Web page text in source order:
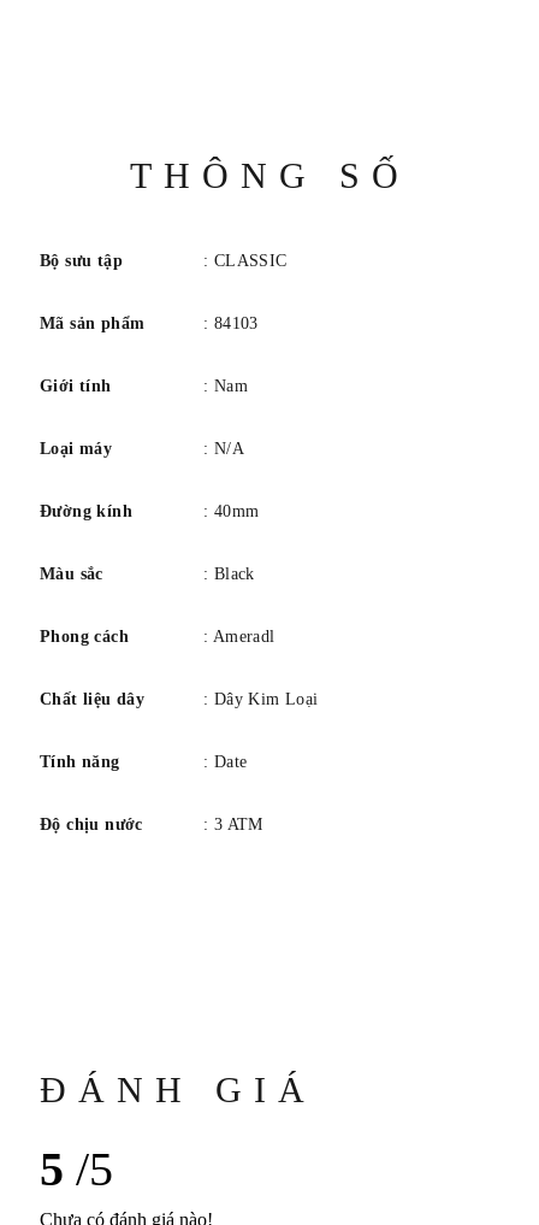
THÔNG SỐ
Bộ sưu tập : CLASSIC
Mã sản phẩm : 84103
Giới tính : Nam
Loại máy : N/A
Đường kính : 40mm
Màu sắc : Black
Phong cách : Ameradl
Chất liệu dây : Dây Kim Loại
Tính năng : Date
Độ chịu nước : 3 ATM
ĐÁNH GIÁ
5 /5
Chưa có đánh giá nào!